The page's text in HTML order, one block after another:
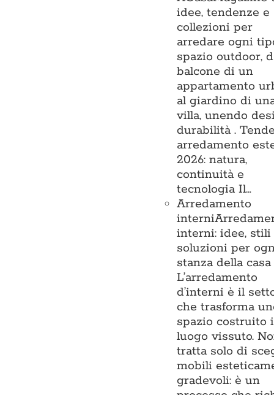
idee, tendenze e
collezioni per
arredare ogni
spazio outdoor,
balcone di un
appartamento
al giardino di
villa, unendo
durabilità .
arredamento
2026: natura,
continuità e
tecnologia Il…
Arredamento
interni
interni: idee, stili
soluzioni per
stanza della casa
L’arredamento
d’interni è il
che trasforma
spazio costruito
luogo vissuto.
tratta solo di
mobili
gradevoli: è un